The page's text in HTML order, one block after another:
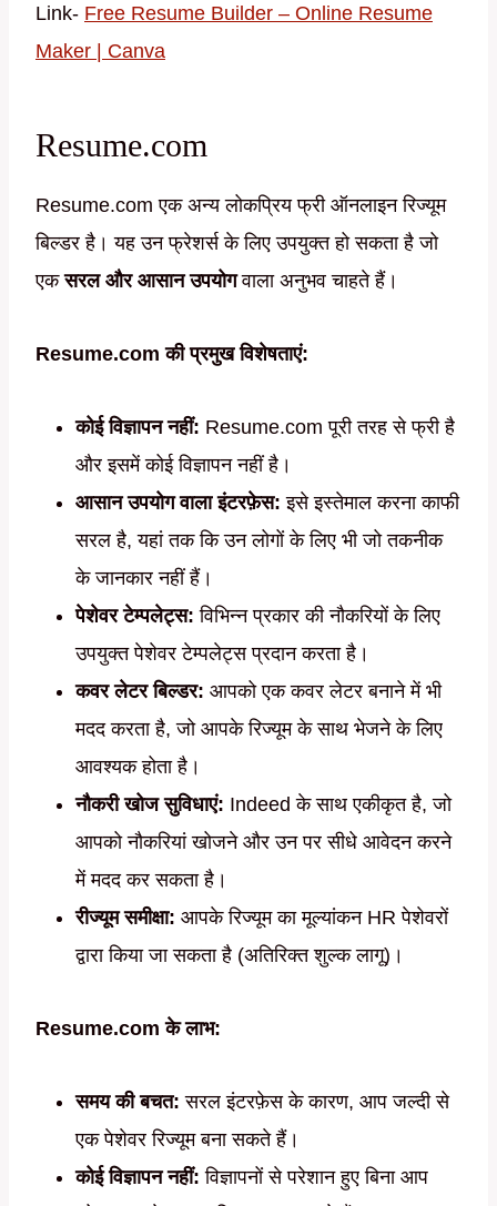
Link- Free Resume Builder – Online Resume
Maker | Canva
Resume.com
Resume.com एक अन्य लोकप्रिय फ्री ऑनलाइन रिज्यूम
बिल्डर है। यह उन फ्रेशर्स के लिए उपयुक्त हो सकता है जो
एकसरल और आसान उपयोगवाला अनुभव चाहते हैं।
Resume.com की प्रमुख विशेषताएं:
कोई विज्ञापन नहीं: Resume.com पूरी तरह से फ्री है
और इसमें कोई विज्ञापन नहीं है।
आसान उपयोग वाला इंटरफ़ेस: इसे इस्तेमाल करना काफी
सरल है, यहां तक ​​कि उन लोगों के लिए भी जो तकनीक
के जानकार नहीं हैं।
पेशेवर टेम्पलेट्स: विभिन्न प्रकार की नौकरियों के लिए
उपयुक्त पेशेवर टेम्पलेट्स प्रदान करता है।
कवर लेटर बिल्डर: आपको एक कवर लेटर बनाने में भी
मदद करता है, जो आपके रिज्यूम के साथ भेजने के लिए
आवश्यक होता है।
नौकरी खोज सुविधाएं: Indeed के साथ एकीकृत है, जो
आपको नौकरियां खोजने और उन पर सीधे आवेदन करने
में मदद कर सकता है।
रीज्यूम समीक्षा: आपके रिज्यूम का मूल्यांकन HR पेशेवरों
द्वारा किया जा सकता है (अतिरिक्त शुल्क लागू)।
Resume.com के लाभ:
समय की बचत: सरल इंटरफ़ेस के कारण, आप जल्दी से
एक पेशेवर रिज्यूम बना सकते हैं।
कोई विज्ञापन नहीं: विज्ञापनों से परेशान हुए बिना आप